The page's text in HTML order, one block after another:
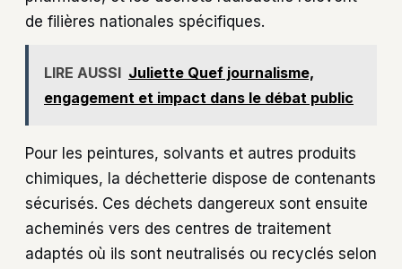
de filières nationales spécifiques.
LIRE AUSSI Juliette Quef journalisme,
engagement et impact dans le débat public
Pour les peintures, solvants et autres produits
chimiques, la déchetterie dispose de contenants
sécurisés. Ces déchets dangereux sont ensuite
acheminés vers des centres de traitement
adaptés où ils sont neutralisés ou recyclés selon